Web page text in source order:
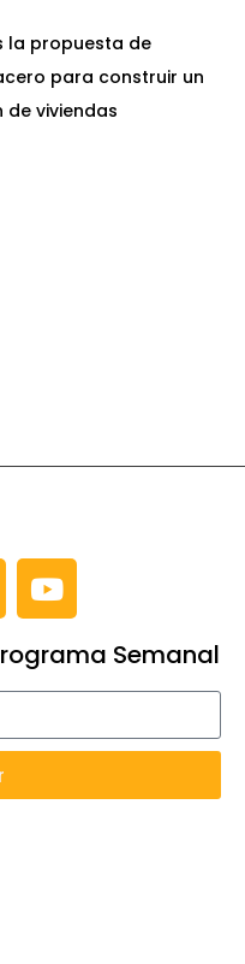
la propuesta de
para construir un
de viviendas
Semanal